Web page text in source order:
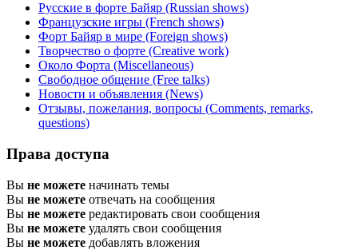
Русские в форте Байяр (Russian shows)
Французские игры (French shows)
Форт Байяр в мире (Foreign shows)
Творчество о форте (Creative work)
Около Форта (Miscellaneous)
Свободное общение (Free talks)
Новости и объявления (News)
Отзывы, пожелания, вопросы (Comments, remarks,
questions)
Права доступа
Вы не можете начинать темы
Вы не можете отвечать на сообщения
Вы не можете редактировать свои сообщения
Вы не можете удалять свои сообщения
Вы не можете добавлять вложения